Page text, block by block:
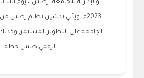
2023م. ويأتي تدشين نظام
الجامعة على التطوير المستمر,
الرقمي ضمن خطة